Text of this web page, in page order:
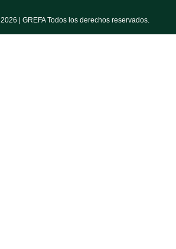
2026 | GREFA Todos los derechos reservados.